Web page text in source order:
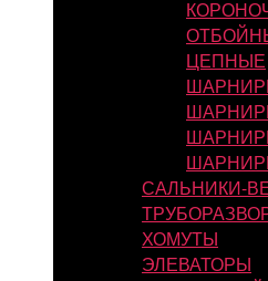
ЦЕПНЫЕ
САЛЬНИКИ-
ХОМУТЫ
ЭЛЕВАТОРЫ